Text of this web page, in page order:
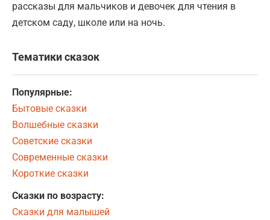
рассказы для мальчиков и девочек для чтения в
детском саду, школе или на ночь.
Тематики сказок
Популярные:
Бытовые сказки
Волшебные сказки
Советские сказки
Современные сказки
Короткие сказки
Сказки по возрасту:
Сказки для малышей